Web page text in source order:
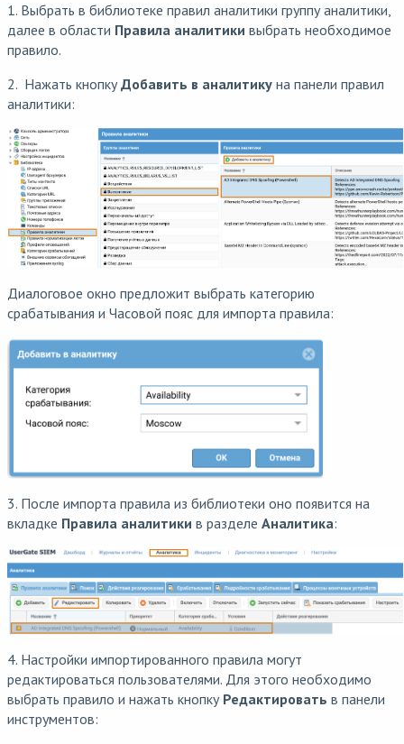
1. Выбрать в библиотеке правил аналитики группу аналитики,
далее в области Правила аналитики выбрать необходимое
правило.
2. Нажать кнопкуДобавить в аналитику на панели правил
аналитики:
Диалоговое окно предложит выбрать категорию
срабатывания и Часовой пояс для импорта правила:
3. После импорта правила из библиотеки оно появится на
вкладке Правила аналитики в разделе Аналитика:
4. Настройки импортированного правила могут
редактироваться пользователями. Для этого необходимо
выбрать правило и нажать кнопку Редактировать в панели
инструментов: